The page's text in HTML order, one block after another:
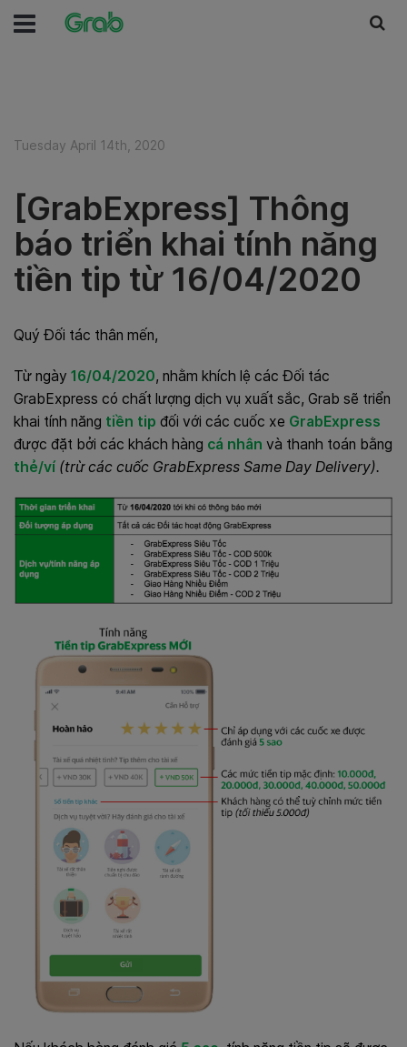
Tuesday April 14th, 2020
[GrabExpress] Thông
báo triển khai tính năng
tiền tip từ 16/04/2020
Quý Đối tác thân mến,
Từ ngày 16/04/2020, nhằm khích lệ các Đối tác
GrabExpress có chất lượng dịch vụ xuất sắc, Grab sẽ triển
khai tính năng tiền tip đối với các cuốc xe GrabExpress
được đặt bởi các khách hàng cá nhân và thanh toán bằng
thẻ/ví (trừ các cuốc GrabExpress Same Day Delivery).